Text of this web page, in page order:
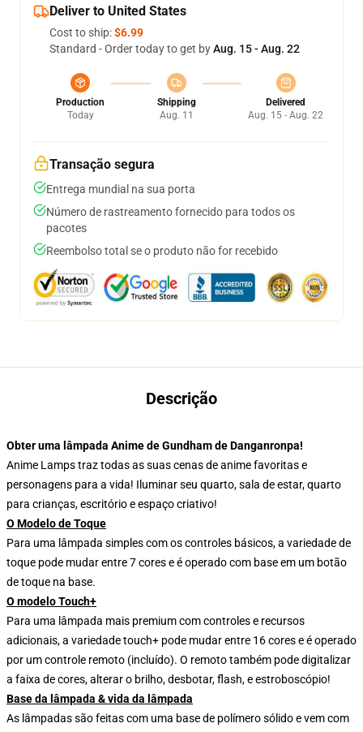
Deliver to United States
Cost to ship:$6.99
Standard - Order today to get byAug. 15 - Aug. 22
Production
Today
Shipping
Aug. 11
Delivered
Aug. 15 - Aug. 22
Transação segura
Entrega mundial na sua porta
Número de rastreamento fornecido para todos os
pacotes
Reembolso total se o produto não for recebido
Descrição
Obter uma lâmpada Anime de Gundham de Danganronpa!
Anime Lamps traz todas as suas cenas de anime favoritas e
personagens para a vida! Iluminar seu quarto, sala de estar, quarto
para crianças, escritório e espaço criativo!
O Modelo de Toque
Para uma lâmpada simples com os controles básicos, a variedade de
toque pode mudar entre 7 cores e é operado com base em um botão
de toque na base.
O modelo Touch+
Para uma lâmpada mais premium com controles e recursos
adicionais, a variedade touch+ pode mudar entre 16 cores e é operado
por um controle remoto (incluído). O remoto também pode digitalizar
a faixa de cores, alterar o brilho, desbotar, flash, e estroboscópio!
Base da lâmpada & vida da lâmpada
As lâmpadas são feitas com uma base de polímero sólido e vem com